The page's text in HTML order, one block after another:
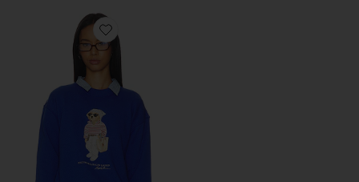
Favorite アイランドフリースクルーネックスウェットシャ